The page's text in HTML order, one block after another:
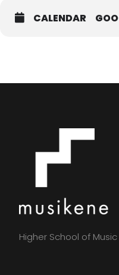
CALENDAR
Higher School of